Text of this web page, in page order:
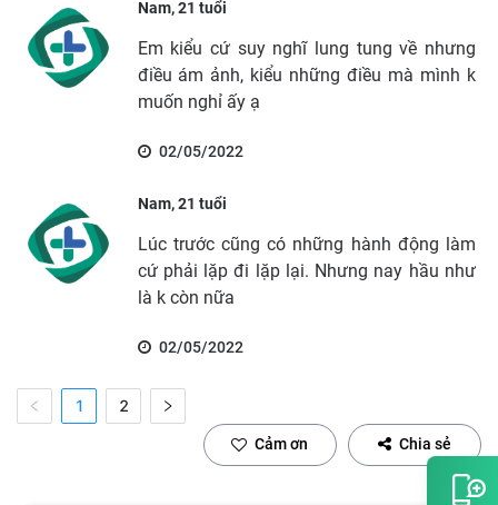
Nam, 21 tuổi
Em kiểu cứ suy nghĩ lung tung về nhưng
điều ám ảnh, kiểu những điều mà mình k
muốn nghỉ ấy ạ
02/05/2022
Nam, 21 tuổi
Lúc trước cũng có những hành động làm
cứ phải lặp đi lặp lại. Nhưng nay hầu như
là k còn nữa
02/05/2022
1 2
Cảm ơn Chia sẻ